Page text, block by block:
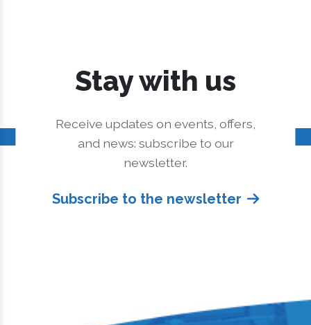
Stay with us
Receive updates on events, offers,
and news: subscribe to our
newsletter.
Subscribe to the newsletter